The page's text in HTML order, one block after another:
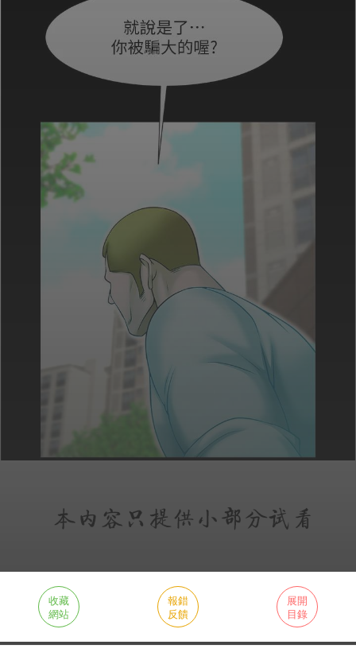
收藏
網站
報錯
反饋
展開
目錄